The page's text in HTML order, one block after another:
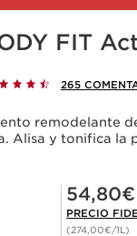
FIT
265
remodelante
Alisa y tonifica la
Precio Fidelidad 54,80€
54,80€
PRECIO
(274,00€/1L)